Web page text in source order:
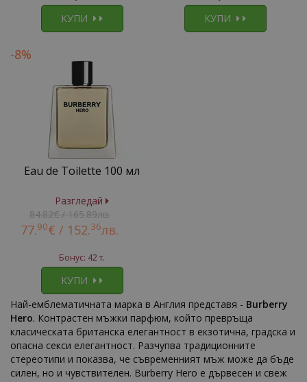
КУПИ КУПИ
-8%
Eau de Toilette 100 мл
Разгледай
84.82€ / 165.89лв.
77.90€ / 152.36лв.
Бонус: 42 т.
КУПИ
Най-емблематичната марка в Англия представя - Burberry
Hero. Контрастен мъжки парфюм, който превръща
класическата британска елегантност в екзотична, градска и
опасна секси елегантност. Разчупва традиционните
стереотипи и показва, че съвременният мъж може да бъде
силен, но и чувствителен. Burberry Hero е дървесен и свеж